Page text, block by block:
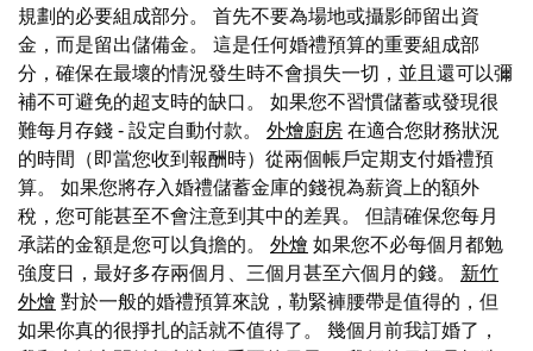
規劃的必要組成部分。 首先不要為場地或攝影師留出資
金，而是留出儲備金。 這是任何婚禮預算的重要組成部
分，確保在最壞的情況發生時不會損失一切，並且還可以彌
補不可避免的超支時的缺口。 如果您不習慣儲蓄或發現很
難每月存錢 - 設定自動付款。 外燴廚房 在適合您財務狀況
的時間（即當您收到報酬時）從兩個帳戶定期支付婚禮預
算。 如果您將存入婚禮儲蓄金庫的錢視為薪資上的額外
稅，您可能甚至不會注意到其中的差異。 但請確保您每月
承諾的金額是您可以負擔的。 外燴 如果您不必每個月都勉
強度日，最好多存兩個月、三個月甚至六個月的錢。 新竹
外燴 對於一般的婚禮預算來說，勒緊褲腰帶是值得的，但
如果你真的很掙扎的話就不值得了。 幾個月前我訂婚了，